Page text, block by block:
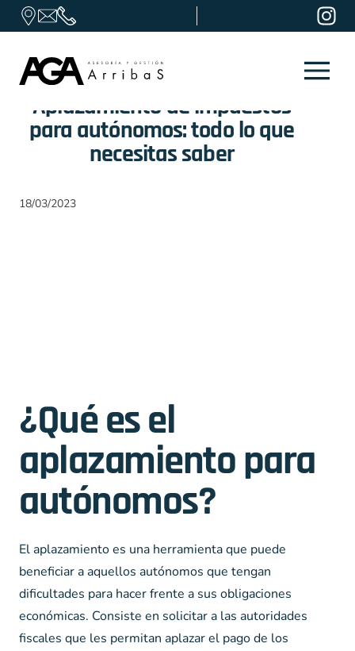
Skip to content
Aplazamiento de impuestos
para autónomos: todo lo que
necesitas saber
18/03/2023
¿Qué es el
aplazamiento para
autónomos?
El aplazamiento es una herramienta que puede
beneficiar a aquellos autónomos que tengan
dificultades para hacer frente a sus obligaciones
económicas. Consiste en solicitar a las autoridades
fiscales que les permitan aplazar el pago de los